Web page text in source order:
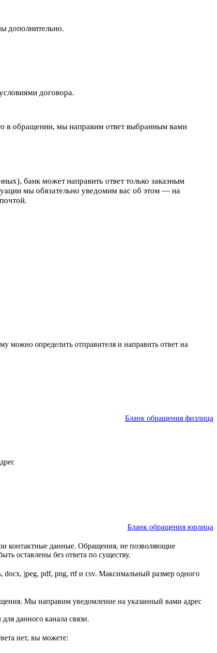
дополнительно.
договора.
в обращении, мы направим ответ выбранным вами
банк может направить ответ только заказным
мы обязательно уведомим вас об этом — на
можно определить отправителя и направить ответ на
Бланк обращения физлица
Бланк обращения юрлица
контактные данные. Обращения, не позволяющие
оставлены без ответа по существу.
jpeg, pdf, png, rtf и csv. Максимальный размер одного
Мы направим уведомление на указанный вами адрес
данного канала связи.
нет, вы можете: